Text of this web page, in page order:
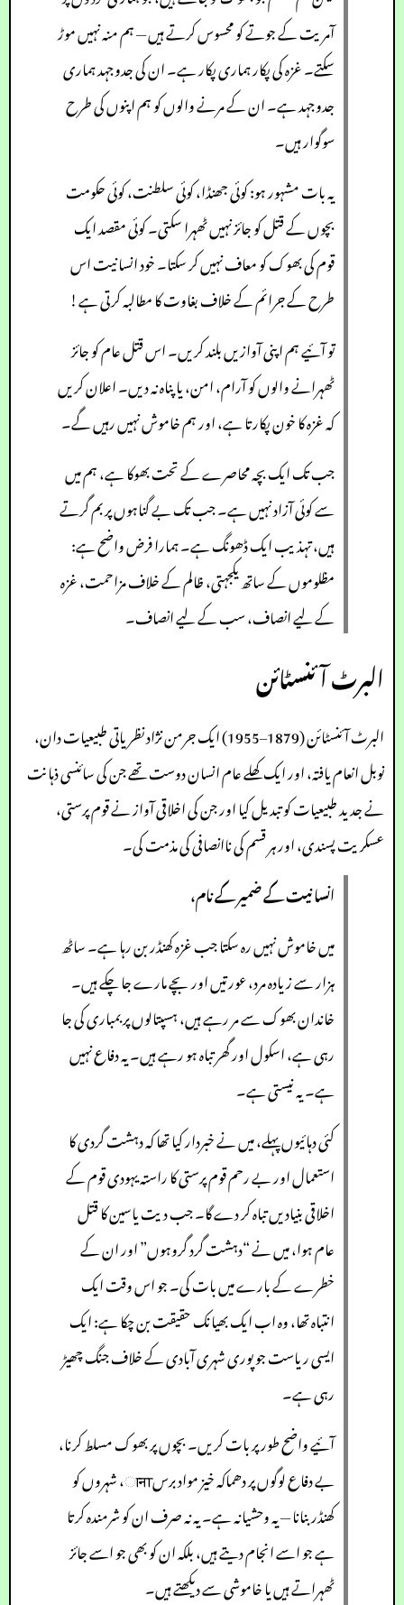
آمریت کے جوتے کو محسوس کرتے ہیں — ہم منہ نہیں موڑ
سکتے۔ غزہ کی پکار ہماری پکار ہے۔ ان کی جدوجہد ہماری
جدوجہد ہے۔ ان کے مرنے والوں کو ہم اپنوں کی طرح
سوگوار ہیں۔
یہ بات مشہور ہو: کوئی جھنڈا، کوئی سلطنت، کوئی حکومت
بچوں کے قتل کو جائز نہیں ٹھہرا سکتی۔ کوئی مقصد ایک
قوم کی بھوک کو معاف نہیں کر سکتا۔ خود انسانیت اس
طرح کے جرائم کے خلاف بغاوت کا مطالبہ کرتی ہے!
تو آئیے ہم اپنی آوازیں بلند کریں۔ اس قتل عام کو جائز
ٹھہرانے والوں کو آرام، امن، یا پناہ نہ دیں۔ اعلان کریں
کہ غزہ کا خون پکارتا ہے، اور ہم خاموش نہیں رہیں گے۔
جب تک ایک بچہ محاصرے کے تحت بھوکا ہے، ہم میں
سے کوئی آزاد نہیں ہے۔ جب تک بے گناہوں پر بم گرتے
ہیں، تہذیب ایک ڈھونگ ہے۔ ہمارا فرض واضح ہے:
مظلوموں کے ساتھ یکجہتی، ظالم کے خلاف مزاحمت، غزہ
کے لیے انصاف، سب کے لیے انصاف۔
البرٹ آئنسٹائن
البرٹ آئنسٹائن (1879–1955) ایک جرمن نژاد نظریاتی طبیعیات دان،
نوبل انعام یافتہ، اور ایک کھلے عام انسان دوست تھے جن کی سائنسی ذہانت
نے جدید طبیعیات کو تبدیل کیا اور جن کی اخلاقی آواز نے قوم پرستی،
عسکریت پسندی، اور ہر قسم کی ناانصافی کی مذمت کی۔
انسانیت کے ضمیر کے نام،
میں خاموش نہیں رہ سکتا جب غزہ کھنڈر بن رہا ہے۔ ساٹھ
ہزار سے زیادہ مرد، عورتیں اور بچے مارے جا چکے ہیں۔
خاندان بھوک سے مر رہے ہیں، ہسپتالوں پر بمباری کی جا
رہی ہے، اسکول اور گھر تباہ ہو رہے ہیں۔ یہ دفاع نہیں
ہے۔ یہ نیستی ہے۔
کئی دہائیوں پہلے، میں نے خبردار کیا تھا کہ دہشت گردی کا
استعمال اور بے رحم قوم پرستی کا راستہ یہودی قوم کے
اخلاقی بنیادیں تباہ کر دے گا۔ جب دیت یاسین کا قتل
عام ہوا، میں نے “دہشت گرد گروہوں” اور ان کے
خطرے کے بارے میں بات کی۔ جو اس وقت ایک
انتباہ تھا، وہ اب ایک بھیانک حقیقت بن چکا ہے: ایک
ایسی ریاست جو پوری شہری آبادی کے خلاف جنگ چھیڑ
رہی ہے۔
آئیے واضح طور پر بات کریں۔ بچوں پر بھوک مسلط کرنا،
بے دفاع لوگوں پر دھماکہ خیز مواد برسाना، شہروں کو
کھنڈر بنانا — یہ وحشیانہ ہے۔ یہ نہ صرف ان کو شرمندہ کرتا
ہے جو اسے انجام دیتے ہیں، بلکہ ان کو بھی جو اسے جائز
ٹھہراتے ہیں یا خاموشی سے دیکھتے ہیں۔